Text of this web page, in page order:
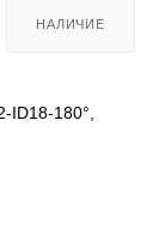
НАЛИЧИЕ
180°,
трубки (ок),